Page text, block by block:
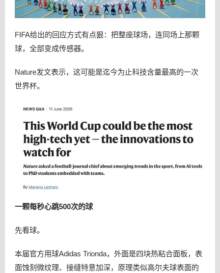
FIFA给出的回应方式有点狠：把整座球场，连同场上那颗
球，全部变成传感器。
Nature发文表示，这可能是迄今为止科技含量最高的一次
世界杯。
一颗每秒心跳500次的球
先看球。
本届官方用球Adidas Trionda，外面是四块热粘合面板，表
面蚀刻微纹理、接缝特意加深，原理类似高尔夫球表面的